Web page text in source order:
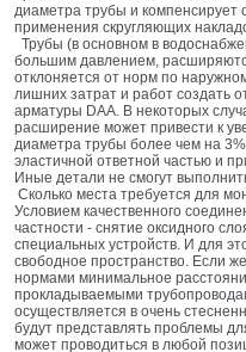
диаметра трубы и компенсирует
применения скругляющих
Трубы (в основном в
большим давлением,
отклоняется от норм по
лишних затрат и работ создать
арматуры DAA. В некоторых
расширение может привести к
диаметра трубы более чем на
эластичной ответной частью и
Иные детали не смогут
Сколько места требуется для
Условием качественного
частности - снятие оксидного
специальных устройств. И для
свободное пространство. Если
нормами минимальное
прокладываемыми
осуществляется в очень
будут представлять проблемы
может проводиться в любой